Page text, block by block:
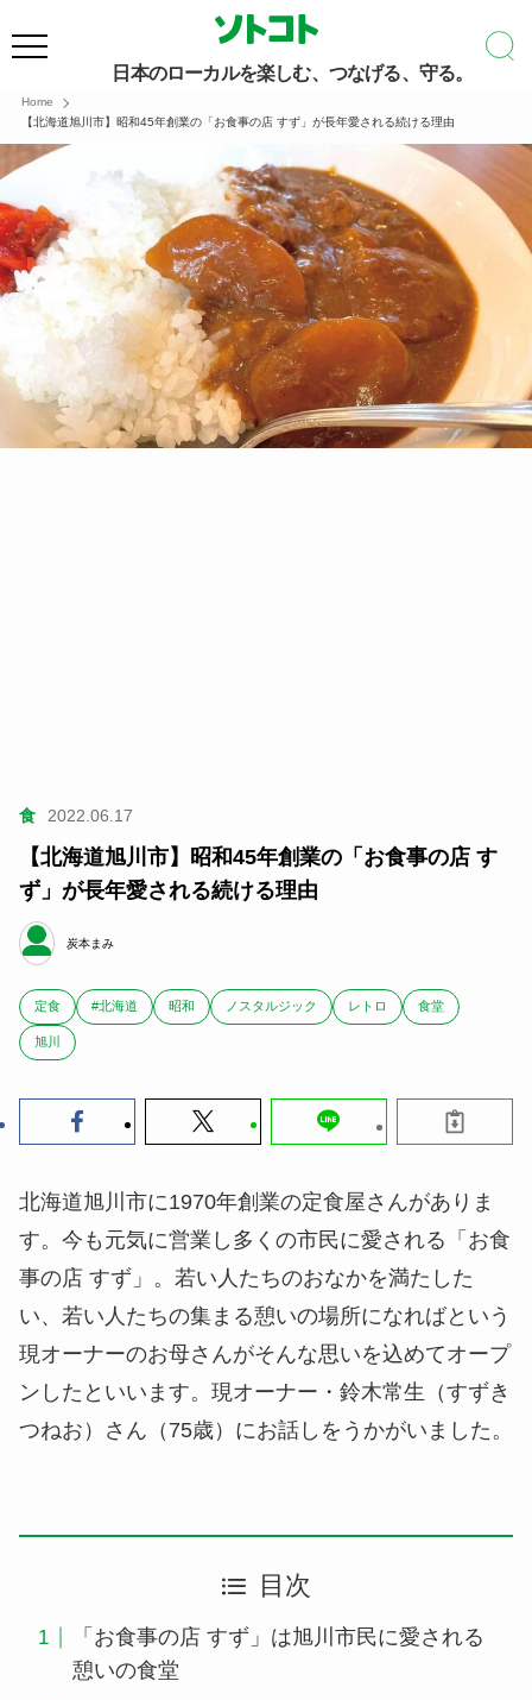
日本のローカルを楽しむ、つなげる、守る。
Home
【北海道旭川市】昭和45年創業の「お食事の店 すず」が長年愛される続ける理由
食 2022.06.17
【北海道旭川市】昭和45年創業の「お食事の店 す
ず」が長年愛される続ける理由
炭本まみ
定食 #北海道 昭和 ノスタルジック レトロ 食堂
旭川
北海道旭川市に1970年創業の定食屋さんがありま
す。今も元気に営業し多くの市民に愛される「お食
事の店 すず」。若い人たちのおなかを満たした
い、若い人たちの集まる憩いの場所になればという
現オーナーのお母さんがそんな思いを込めてオープ
ンしたといいます。現オーナー・鈴木常生（すずき
つねお）さん（75歳）にお話しをうかがいました。
目次
「お食事の店 すず」は旭川市民に愛される
憩いの食堂